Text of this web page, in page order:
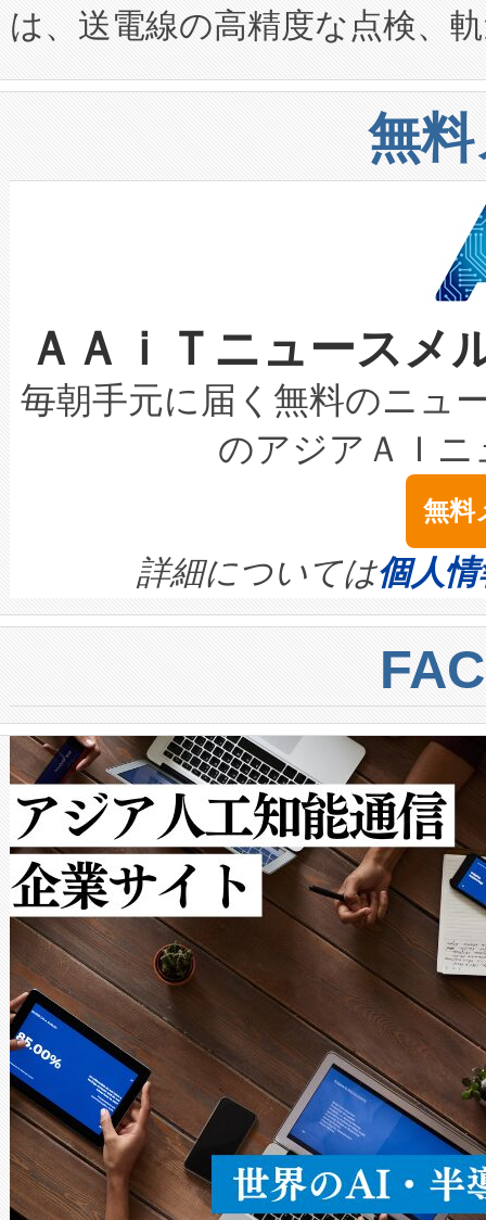
に関する技術移転および知的
構造化トレーニングカリキュ
上げおよび商用化段階におけ
設備整備および立ち上げ調整
加組織は、Enzeneのバイオ
選定された製品について、自
取得できる可能性もあります
設には、3億～4億ドルかか
最高経営責任者（CEO）であ
す。「当社のfully-connected
ームを利用すれば、6,000万
きます。この効率性は、フェ
定、統合、導入、運用に至る
安全性を追跡し、確保する事
増加しているデータセンター
る電力網に大きな負担をかけ
事業者の負担軽減という課題
系統連系を迅速にし、ピーク
限を超えて利用可能な電力容
持できるよう貢献します。こ
ービスレベル契約（SLA）違
テリー性能の劣化によるダウ
念は、現在データセンターが
ます。 Voltaiq provides a
quality and reliability for AI
BESS stack to ensure battery
centers. Voltaiqは、ai&のAI
からシステム統合、試運転、
クルの各段階のデータを監視
[…]
は、送電線の高精度な点検、
や穀物倉庫におけるバルク材
リューション「Avia 2」を発
したAvia 2は、1,000メート
狭視野のFOVを切り替えるこ
ケーブル、枝などの細かな対
なレーザースポットにより、
な環境下でも豊かなディテー
キロメートル範囲を検出
LiDAR for Inspections,
は1535 nmレーザーを搭載。
イズの小径化を実現すること
す。ノーマルモードでは、
ートル先まで検出でき、これ
トに対して約600メートルに
では、反射率10％のターゲッ
で向上し、最大検知距離は
ットだけで最大1キロメート
ルの変電所周囲を監視でき、
作業と点群処理を簡素化でき
Avia 2は、2種類のFOVオプシ
× 80°のノーマルモード、長
ードを切り替えて使用するこ
ることなく、単一のデバイス
うにします。遠距離まで届く
密度なスキャ […]
無
ＡＡｉＴニュース
毎朝手元に届く無料のニュ
のアジアＡＩ
無料
詳細については個人